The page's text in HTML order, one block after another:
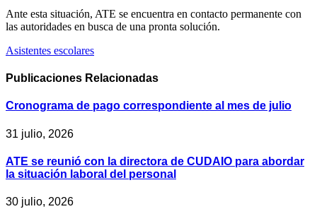
Ante esta situación, ATE se encuentra en contacto permanente con
las autoridades en busca de una pronta solución.
Asistentes escolares
Publicaciones Relacionadas
Cronograma de pago correspondiente al mes de julio
31 julio, 2026
ATE se reunió con la directora de CUDAIO para abordar
la situación laboral del personal
30 julio, 2026